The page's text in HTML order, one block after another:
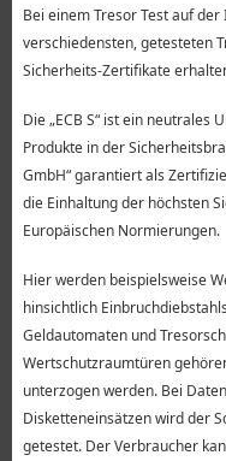
Bei einem Tresor Test auf
verschiedensten, getesteten
Sicherheits-Zertifikate
Die „ECB S“ ist ein
Produkte in der
GmbH“ garantiert als
die Einhaltung der höchsten
Europäischen Normierungen.
Hier werden beispielsweise
hinsichtlich
Geldautomaten und
Wertschutzraumtüren
unterzogen werden. Bei
Disketteneinsätzen wird der
getestet. Der Verbraucher